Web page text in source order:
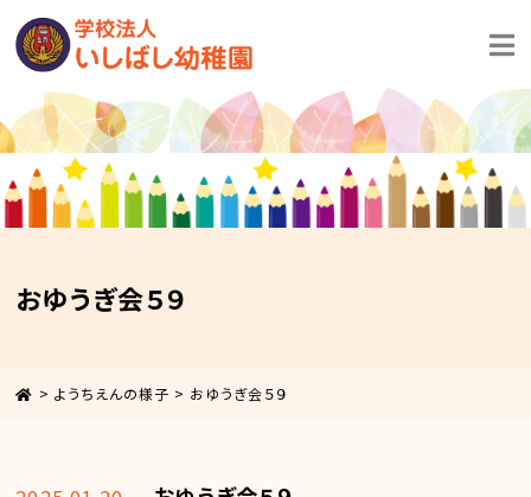
おゆうぎ会５９
> ようちえんの様子 > おゆうぎ会５９